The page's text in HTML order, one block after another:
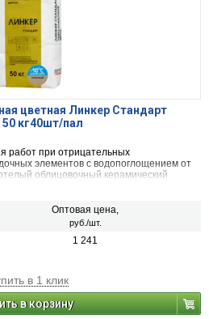
цветная Линкер Стандарт
кг40шт/пал
работ при отрицательных
элементов с водопоглощением от
облицовочный керамический
Оптовая цена,
руб./шт.
1 241
в 1 клик
в корзину